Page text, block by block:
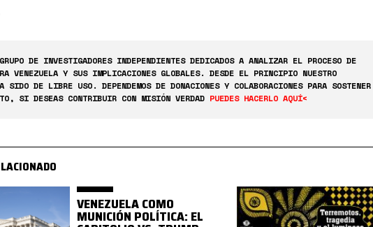
DE INVESTIGADORES INDEPENDIENTES DEDICADOS A ANALIZAR EL PROCESO DE
VENEZUELA Y SUS IMPLICACIONES GLOBALES. DESDE EL PRINCIPIO NUESTRO
SIDO DE LIBRE USO. DEPENDEMOS DE DONACIONES Y COLABORACIONES PARA SOSTENER
SI DESEAS CONTRIBUIR CON MISIÓN VERDAD PUEDES HACERLO AQUÍ<
VENEZUELA COMO
MUNICIÓN POLÍTICA: EL